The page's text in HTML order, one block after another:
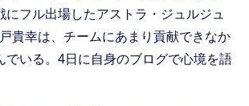
にフル出場したアストラ・ジュルジュ
貴幸は、チームにあまり貢献できなか
でいる。4日に自身のブログで心境を語